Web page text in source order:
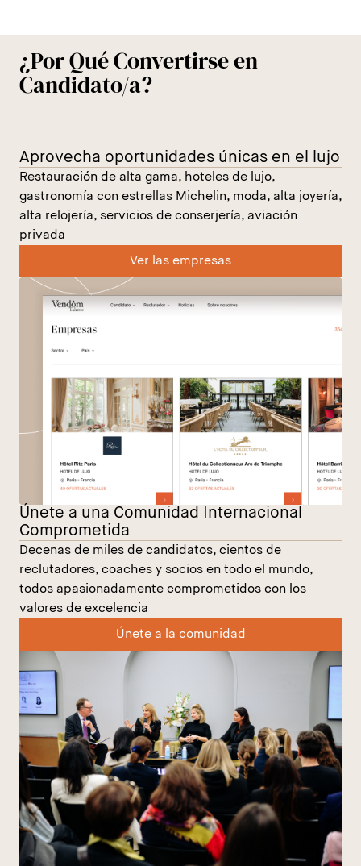
¿Por Qué Convertirse en
Candidato/a?
Aprovecha oportunidades únicas en el lujo
Restauración de alta gama, hoteles de lujo,
gastronomía con estrellas Michelin, moda, alta joyería,
alta relojería, servicios de conserjería, aviación
privada
Ver las empresas
Únete a una Comunidad Internacional
Comprometida
Decenas de miles de candidatos, cientos de
reclutadores, coaches y socios en todo el mundo,
todos apasionadamente comprometidos con los
valores de excelencia
Únete a la comunidad